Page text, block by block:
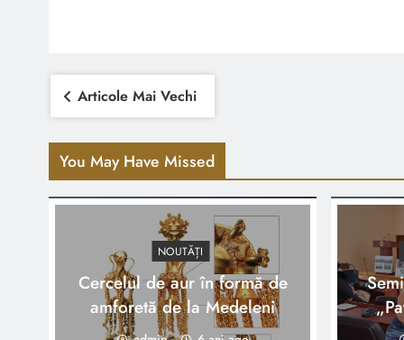
Navigare
în
articole
Articole Mai Vechi
You May Have Missed
NOUTĂȚI
Cercelul de aur în formă de
amforetă de la Medeleni